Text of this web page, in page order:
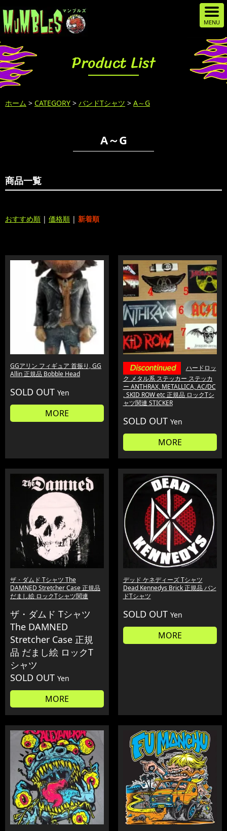
Product List
ホーム > CATEGORY > バンドTシャツ > A～G
A～G
商品一覧
おすすめ順 | 価格順 | 新着順
GGアリン フィギュア 首振り, GG
Allin 正規品 Bobble Head
SOLD OUT Yen
MORE
ハードロッ
ク メタル系 ステッカー ステッカ
ー ANTHRAX, METALLICA, AC/DC
, SKID ROW etc 正規品 ロックTシ
ャツ関連 STICKER
SOLD OUT Yen
MORE
ザ・ダムド Tシャツ The
DAMNED Stretcher Case 正規品
だまし絵 ロックTシャツ関連
ザ・ダムド Tシャツ
The DAMNED
Stretcher Case 正規
品 だまし絵 ロックT
シャツ
SOLD OUT Yen
MORE
デッド ケネディーズ Tシャツ
Dead Kennedys Brick 正規品 バン
ドTシャツ
SOLD OUT Yen
MORE